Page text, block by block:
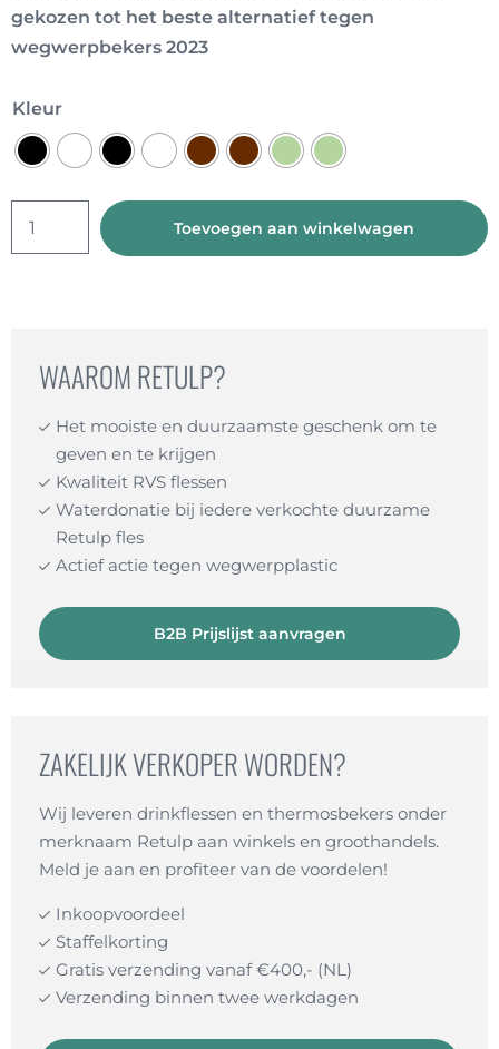
gekozen tot het beste alternatief tegen
wegwerpbekers 2023
Kleur
Toevoegen aan winkelwagen
WAAROM RETULP?
Het mooiste en duurzaamste geschenk om te
geven en te krijgen
Kwaliteit RVS flessen
Waterdonatie bij iedere verkochte duurzame
Retulp fles
Actief actie tegen wegwerpplastic
B2B Prijslijst aanvragen
ZAKELIJK VERKOPER WORDEN?
Wij leveren drinkflessen en thermosbekers onder
merknaam Retulp aan winkels en groothandels.
Meld je aan en profiteer van de voordelen!
Inkoopvoordeel
Staffelkorting
Gratis verzending vanaf €400,- (NL)
Verzending binnen twee werkdagen